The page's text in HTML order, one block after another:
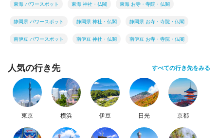
東海 パワースポット 東海 神社・仏閣 東海 お寺・寺院・仏閣
静岡県 パワースポット 静岡県 神社・仏閣 静岡県 お寺・寺院・仏閣
南伊豆 パワースポット 南伊豆 神社・仏閣 南伊豆 お寺・寺院・仏閣
人気の行き先 すべての行き先をみる
東京 横浜 伊豆 日光 京都